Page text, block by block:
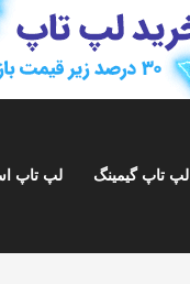
لپ تاپ گیمینگ لپ تاپ